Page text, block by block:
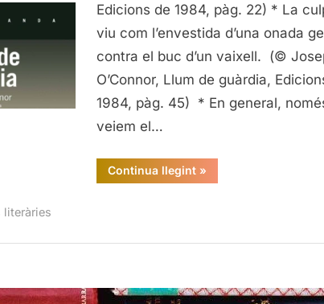
guàrdia,
Edicions de 1984, pàg. 22) * La
viu com l’envestida d’una onada
contra el buc d’un vaixell. (©
O’Connor, Llum de guàrdia,
1984, pàg. 45) * En general,
veiem el…
Continua llegint“Citacions
literàries
O’Connor”
»
literàries